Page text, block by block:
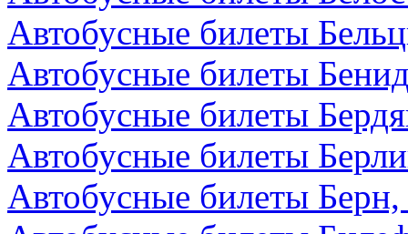
Автобусные билеты
Автобусные билеты
Автобусные билеты
Автобусные билеты
Автобусные билеты